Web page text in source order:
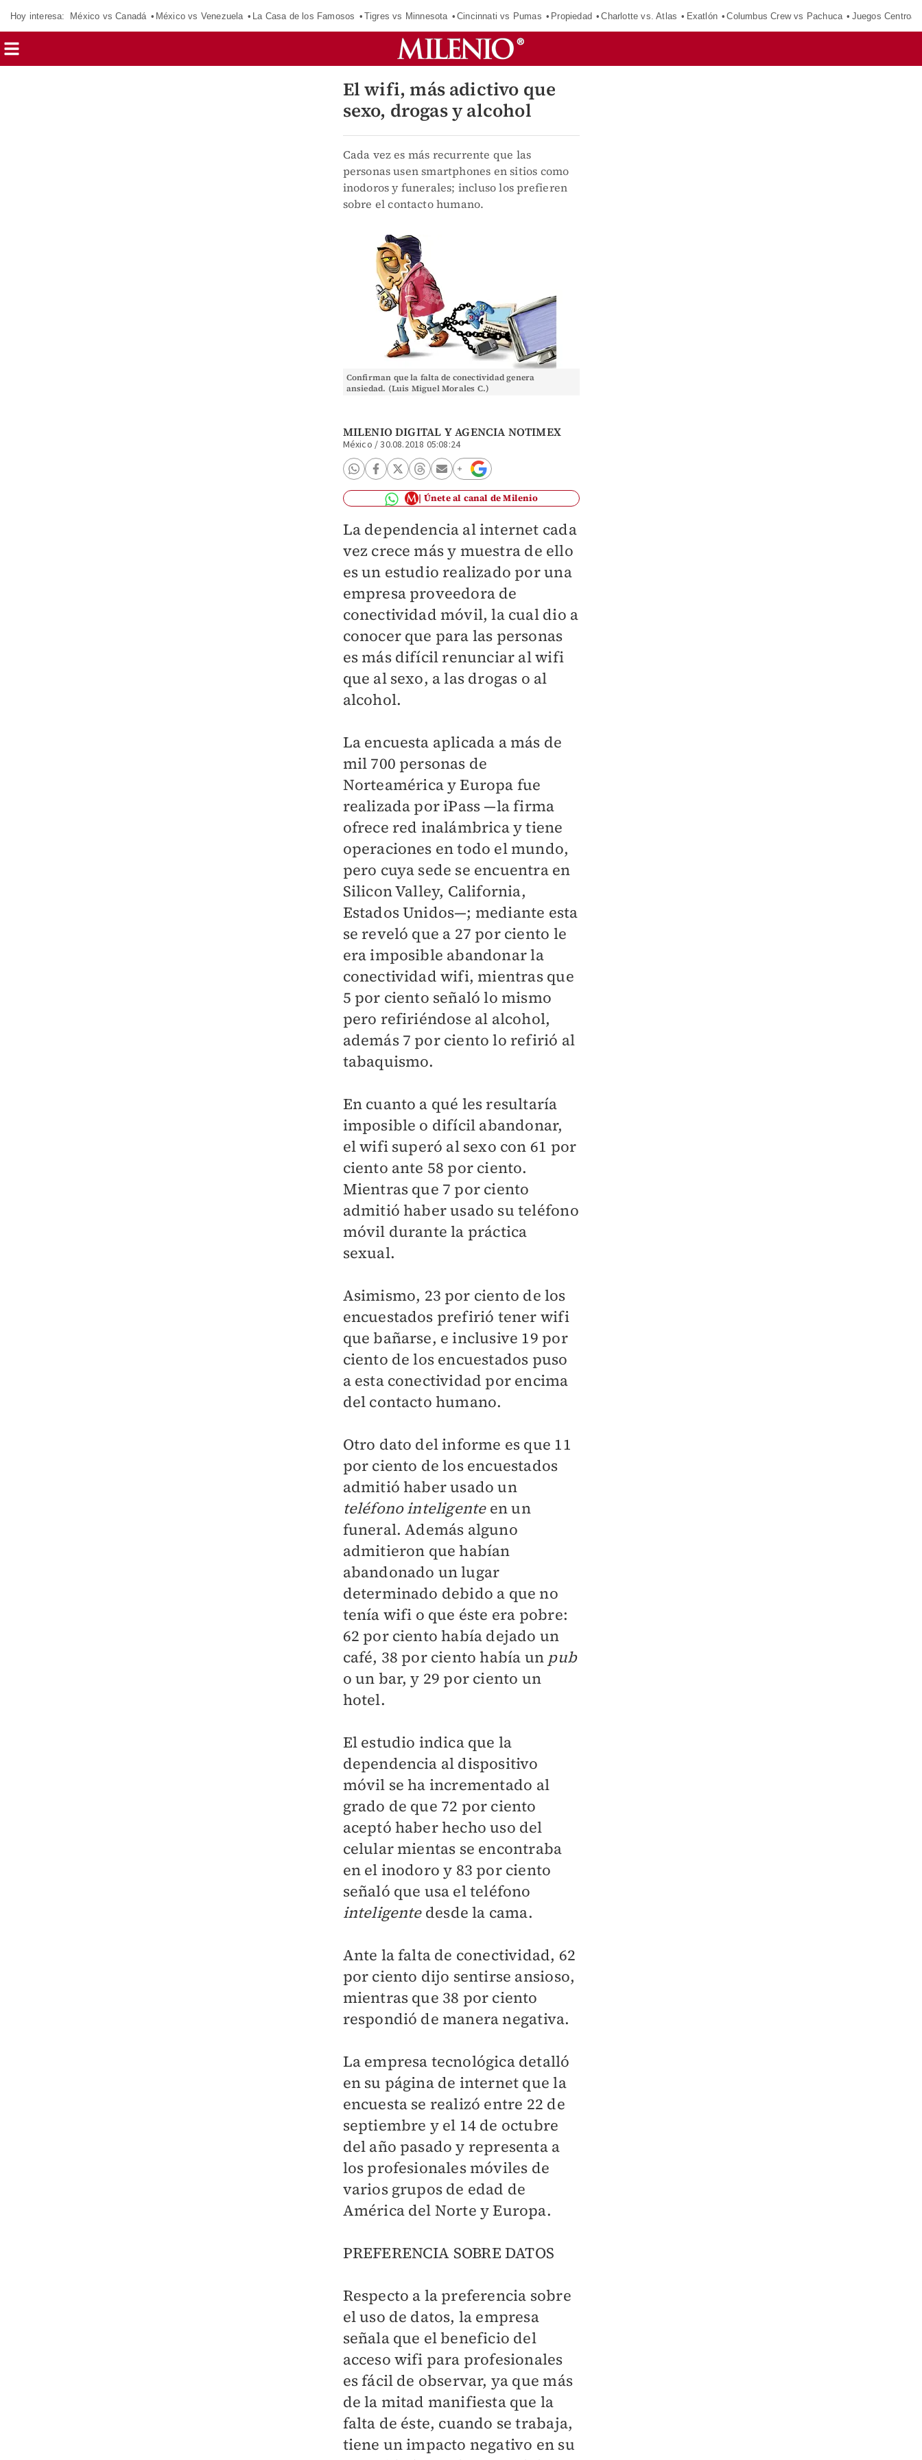
Hoy interesa: México vs Canadá México vs Venezuela La Casa de los Famosos Tigres vs Minnesota Cincinnati vs Pumas Propiedad Charlotte vs. Atlas Exatlón Columbus Crew vs Pachuca Juegos
El wifi, más adictivo que
sexo, drogas y alcohol
Cada vez es más recurrente que las
personas usen smartphones en sitios como
inodoros y funerales; incluso los prefieren
sobre el contacto humano.
Confirman que la falta de conectividad genera
ansiedad. (Luis Miguel Morales C.)
MILENIO DIGITAL Y AGENCIA NOTIMEX
México /30.08.2018 05:08:24
Únete al canal de Milenio
La dependencia al internet cada
vez crece más y muestra de ello
es un estudio realizado por una
empresa proveedora de
conectividad móvil, la cual dio a
conocer que para las personas
es más difícil renunciar al wifi
que al sexo, a las drogas o al
alcohol.
La encuesta aplicada a más de
mil 700 personas de
Norteamérica y Europa fue
realizada por iPass —la firma
ofrece red inalámbrica y tiene
operaciones en todo el mundo,
pero cuya sede se encuentra en
Silicon Valley, California,
Estados Unidos—; mediante esta
se reveló que a 27 por ciento le
era imposible abandonar la
conectividad wifi, mientras que
5 por ciento señaló lo mismo
pero refiriéndose al alcohol,
además 7 por ciento lo refirió al
tabaquismo.
En cuanto a qué les resultaría
imposible o difícil abandonar,
el wifi superó al sexo con 61 por
ciento ante 58 por ciento.
Mientras que 7 por ciento
admitió haber usado su teléfono
móvil durante la práctica
sexual.
Asimismo, 23 por ciento de los
encuestados prefirió tener wifi
que bañarse, e inclusive 19 por
ciento de los encuestados puso
a esta conectividad por encima
del contacto humano.
Otro dato del informe es que 11
por ciento de los encuestados
admitió haber usado un
teléfono inteligente en un
funeral. Además alguno
admitieron que habían
abandonado un lugar
determinado debido a que no
tenía wifi o que éste era pobre:
62 por ciento había dejado un
café, 38 por ciento había un pub
o un bar, y 29 por ciento un
hotel.
El estudio indica que la
dependencia al dispositivo
móvil se ha incrementado al
grado de que 72 por ciento
aceptó haber hecho uso del
celular mientas se encontraba
en el inodoro y 83 por ciento
señaló que usa el teléfono
inteligente desde la cama.
Ante la falta de conectividad, 62
por ciento dijo sentirse ansioso,
mientras que 38 por ciento
respondió de manera negativa.
La empresa tecnológica detalló
en su página de internet que la
encuesta se realizó entre 22 de
septiembre y el 14 de octubre
del año pasado y representa a
los profesionales móviles de
varios grupos de edad de
América del Norte y Europa.
PREFERENCIA SOBRE DATOS
Respecto a la preferencia sobre
el uso de datos, la empresa
señala que el beneficio del
acceso wifi para profesionales
es fácil de observar, ya que más
de la mitad manifiesta que la
falta de éste, cuando se trabaja,
tiene un impacto negativo en su